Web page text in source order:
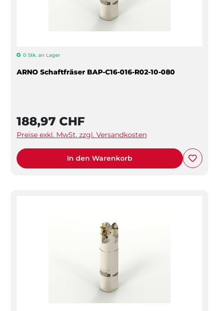
0 Stk. an Lager
ARNO Schaftfräser BAP-C16-016-R02-10-080
188,97 CHF
Preise exkl. MwSt. zzgl. Versandkosten
In den Warenkorb